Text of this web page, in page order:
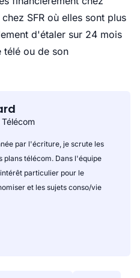
SFR où elles sont plus
d'étaler sur 24 mois
télé ou de son
par l'écriture, je scrute les
plans télécom. Dans l'équipe
particulier pour le
et les sujets conso/vie